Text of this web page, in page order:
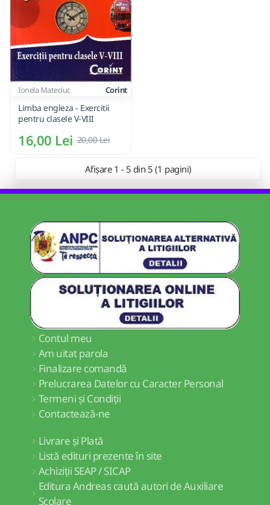
Ionela Mateciuc Corint
Limba engleza - Exercitii
pentru clasele V-VIII
16,00 Lei 20,00 Lei
Afișare 1 - 5 din 5 (1 pagini)
Contul meu
Am uitat parola
Finalizare comandă
Prelucrarea Datelor cu Caracter Personal
Termeni și Condiții
Contactează-ne
Livrare și Plată
Listă edituri prezente în site
Achiziții SEAP / SICAP
Editura Andreas caută autori de Auxiliare
Școlare